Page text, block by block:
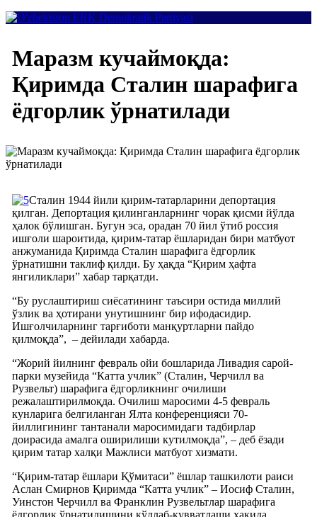
Маразм кучаймоқда:
Қиримда Сталин шарафига
ёдгорлик ўрнатилади
Сталин 1944 йили қирим-татарларини депортация
қилган. Депортация қилинганларнинг чорак қисми йўлда
ҳалок бўлишган. Бугун эса, орадан 70 йил ўтиб россия
ишғоли шароитида, қирим-татар ёшларидан бири матбуот
анжуманида Қиримда Сталин шарафига ёдгорлик
ўрнатишни таклиф қилди. Бу ҳақда “Қирим ҳафта
янгиликлари” хабар тарқатди.
“Бу руслаштириш сиёсатининг таъсири остида миллий
ўзлик ва ҳотирани унутишнинг бир ифодасидир.
Ишғолчиларнинг тарғиботи манқуртларни пайдо
қилмоқда”, – дейилади хабарда.
“Жорий йилнинг февраль ойи бошларида Ливадия сарой-
парки музейида “Катта учлик” (Сталин, Черчилл ва
Рузвельт) шарафига ёдгорликнинг очилиши
режалаштирилмоқда. Очилиш маросими 4-5 февраль
кунларига белгиланган Ялта конференцияси 70-
йиллигининг тантанали маросимидаги тадбирлар
доирасида амалга оширилиши кутилмоқда”, – деб ёзади
қирим татар халқи Мажлиси матбуот хизмати.
“Қирим-татар ёшлари Қўмитаси” ёшлар ташкилоти раиси
Аслан Смирнов Қиримда “Катта учлик” – Иосиф Сталин,
Уинстон Черчилл ва Франклин Рузвельтлар шарафига
ёдгорлик ўрнатилишини қўллаб-қувватлаши ҳақида